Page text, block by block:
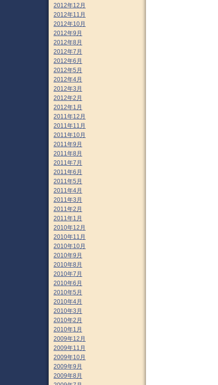
2012年12月
2012年11月
2012年10月
2012年9月
2012年8月
2012年7月
2012年6月
2012年5月
2012年4月
2012年3月
2012年2月
2012年1月
2011年12月
2011年11月
2011年10月
2011年9月
2011年8月
2011年7月
2011年6月
2011年5月
2011年4月
2011年3月
2011年2月
2011年1月
2010年12月
2010年11月
2010年10月
2010年9月
2010年8月
2010年7月
2010年6月
2010年5月
2010年4月
2010年3月
2010年2月
2010年1月
2009年12月
2009年11月
2009年10月
2009年9月
2009年8月